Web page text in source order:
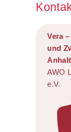
Vera
und
Anhalt
AWO
e.V.